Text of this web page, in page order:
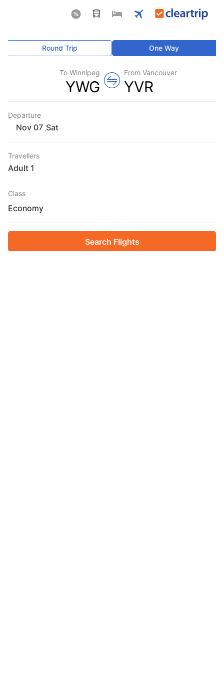
One Way
Round Trip
From Vancouver
YVR
To Winnipeg
YWG
Departure
Sat
Travellers
1 Adult
Class
Economy